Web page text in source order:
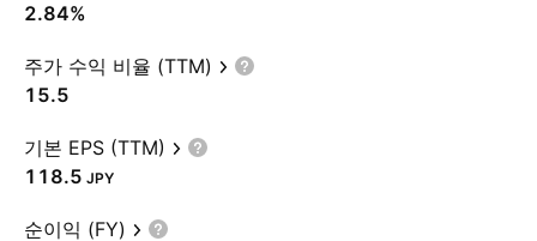
2.84%
주가 수익 비율 (TTM)
15.5
기본 EPS (TTM)
118.5 JPY
순이익 (FY)